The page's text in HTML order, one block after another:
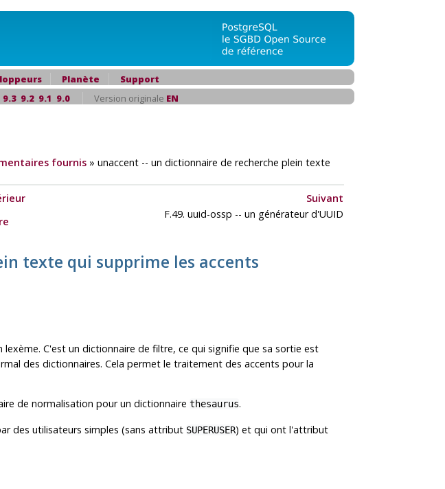
Planète
Support
9.3 9.2 9.1 9.0 Version originale EN
fournis » unaccent -- un dictionnaire de recherche plein texte
Suivant
F.49. uuid-ossp -- un générateur d'UUID
texte qui supprime les accents
C'est un dictionnaire de filtre, ce qui signifie que sa sortie est
des dictionnaires. Cela permet le traitement des accents pour la
de normalisation pour un dictionnaire thesaurus.
des utilisateurs simples (sans attribut SUPERUSER) et qui ont l'attribut